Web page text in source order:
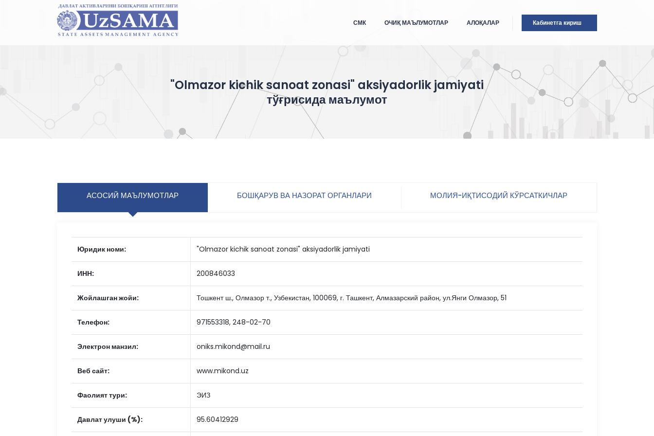
Кабинетга кириш
СМК ОЧИҚ МАЪЛУМОТЛАР АЛОҚАЛАР
"Olmazor kichik sanoat zonasi" aksiyadorlik jamiyati
тўғрисида маълумот
АСОСИЙ МАЪЛУМОТЛАР БОШҚАРУВ ВА НАЗОРАТ ОРГАНЛАРИ МОЛИЯ-ИҚТИСОДИЙ КЎРСАТКИЧЛАР
Юридик номи: "Olmazor kichik sanoat zonasi" aksiyadorlik jamiyati
ИНН: 200846033
Жойлашган жойи: Тошкент ш., Олмазор т., Узбекистан, 100069, г. Ташкент, Алмазарский район, ул.Янги Олмазор, 51
Телефон: 971553318, 248-02-70
Электрон манзил: oniks.mikond@mail.ru
Веб сайт: www.mikond.uz
Фаолият тури: ЭИЗ
Давлат улуши (%): 95.60412929